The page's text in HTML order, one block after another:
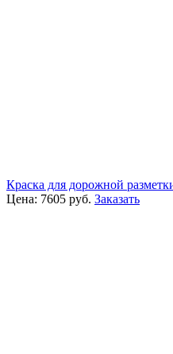
Краска для дорожной
Цена: 7605 руб. Заказать